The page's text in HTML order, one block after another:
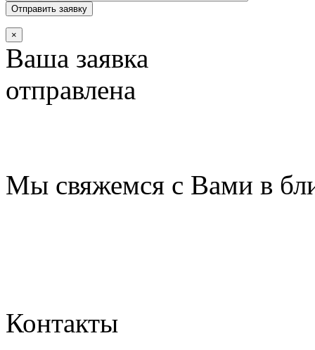
×
Ваша заявка
отправлена
Мы свяжемся с Вами в
Контакты